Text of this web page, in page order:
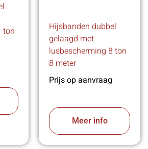
ton
Hijsbanden dubbel
gelaagd met
lusbescherming 8 ton
8 meter
Prijs op aanvraag
Meer info